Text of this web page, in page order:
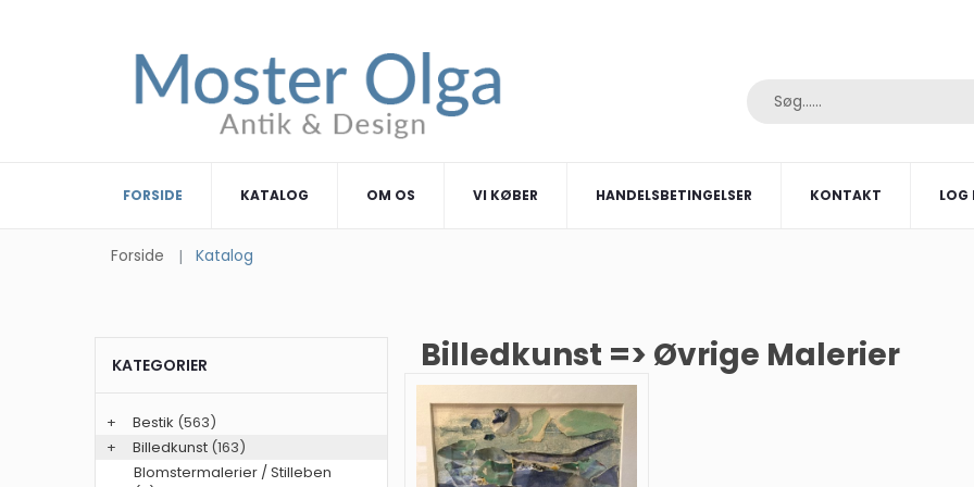
FORSIDE KATALOG OM OS VI KØBER HANDELSBETINGELSER KONTAKT LOG
Forside Katalog
Billedkunst => Øvrige Malerier
KATEGORIER
+ Bestik (563)
+
Billedkunst (163)
Blomstermalerier / Stilleben